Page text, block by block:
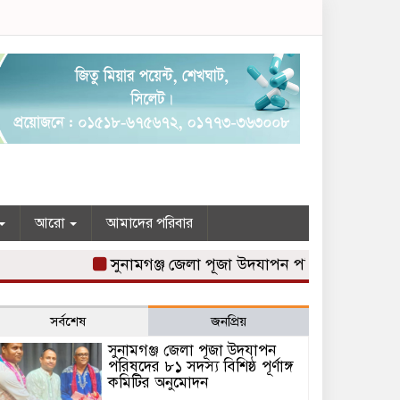
আরো আমাদের পরিবার
সুনামগঞ্জ জেলা পূজা উদযাপন পরিষদের ৮১ সদস্য
সর্বশেষ জনপ্রিয়
সুনামগঞ্জ জেলা পূজা উদযাপন
পরিষদের ৮১ সদস্য বিশিষ্ঠ পূর্ণাঙ্গ
কমিটির অনুমোদন